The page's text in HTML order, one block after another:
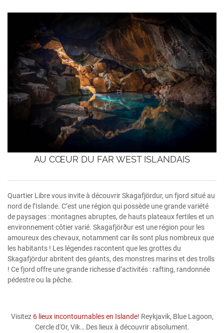
AU CŒUR DU FAR WEST ISLANDAIS
Quartier Libre vous invite à découvrir Skagafjördur, un fjord situé au
nord de l’Islande. C’est une région qui possède une grande variété
de paysages : montagnes abruptes, de hauts plateaux fertiles et un
environnement côtier varié. Skagafjörður est une région pour les
amoureux des chevaux, notamment car ils sont plus nombreux que
les habitants ! Les légendes racontent que les grottes du
Skagafjördur abritent des géants, des monstres marins et des trolls
! Ce fjord offre une grande richesse d’activités : rafting, randonnée
pédestre ou la pêche.
Visitez 6 lieux incontournables en Islande! Reykjavik, Blue Lagoon,
Cercle d'Or, Vik… Des lieux à découvrir absolument.